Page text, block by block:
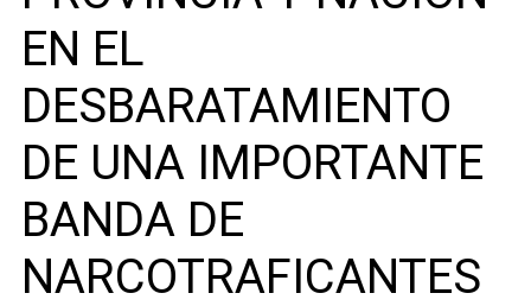
EN EL
DESBARATAMIENTO
DE UNA IMPORTANTE
BANDA DE
NARCOTRAFICANTES